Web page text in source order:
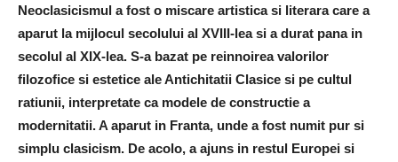
Neoclasicismul a fost o miscare artistica si literara care a
aparut la mijlocul secolului al XVIII-lea si a durat pana in
secolul al XIX-lea. S-a bazat pe reinnoirea valorilor
filozofice si estetice ale Antichitatii Clasice si pe cultul
ratiunii, interpretate ca modele de constructie a
modernitatii. A aparut in Franta, unde a fost numit pur si
simplu clasicism. De acolo, a ajuns in restul Europei si